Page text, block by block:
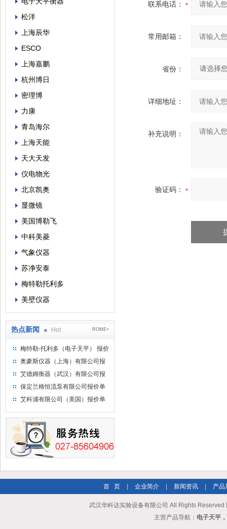
松洋
上海辰华
ESCO
上海嘉鹏
杭州博日
密理博
力康
青岛海尔
上海天能
天大天发
仪电物光
北京凯奥
显微镜
美国博勒飞
中科美菱
气象仪器
苏净安泰
梅特勒托利多
美壁仪器
热点新闻 Hot ROME+
梅特勒-托利多（电子天平） 报价
单
奥豪斯仪器（上海）有限公司报
价单
艾德姆衡器（武汉）有限公司报
价单
保定兰格恒流泵有限公司报价单
艾科浦有限公司（美国）报价单
联系电话：
常用邮箱：
省份：
详细地址：
补充说明：
验证码：
首 页 企业简介 新闻资讯 产品
武汉华科达实验设备有限公司 All Rights Reserved
主营产品导航： 电子天平